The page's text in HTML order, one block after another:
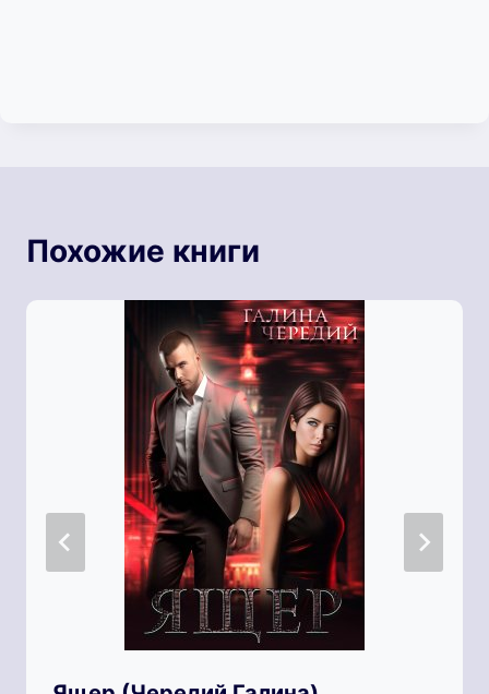
Похожие книги